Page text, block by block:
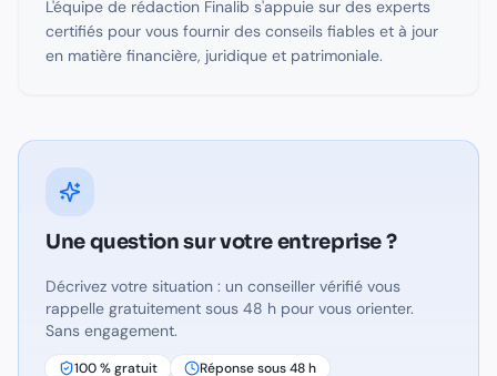
L'équipe de rédaction Finalib s'appuie sur des experts
certifiés pour vous fournir des conseils fiables et à jour
en matière financière, juridique et patrimoniale.
Une question survotre entreprise?
Décrivez votre situation : un conseiller vérifié vous
rappelle gratuitement sous 48 h pour vous orienter.
Sans engagement.
100 % gratuit
Réponse sous 48 h